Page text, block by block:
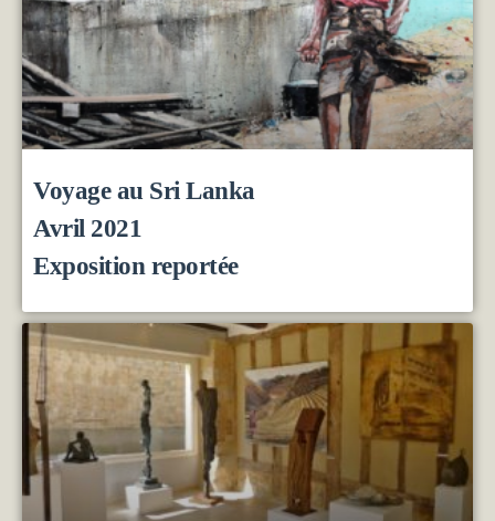
Voyage au Sri Lanka
Avril 2021
Exposition reportée